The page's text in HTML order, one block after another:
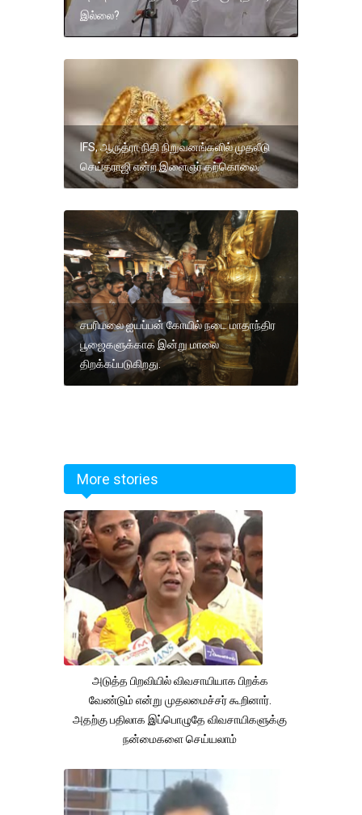
இல்லை?
IFS, ஆருத்ரா நிதி நிறுவனங்களில் முதலீடு
செய்தராஜி என்ற இளைஞர் தற்கொலை.
சபரிமலை ஐயப்பன் கோயில் நடை மாதாந்திர
பூஜைகளுக்காக இன்று மாலை
திறக்கப்படுகிறது.
More stories
அடுத்த பிறவியில் விவசாயியாக பிறக்க
வேண்டும் என்று முதலமைச்சர் கூறினார்.
அதற்கு பதிலாக இப்பொழுதே விவசாயிகளுக்கு
நன்மைகளை செய்யலாம்